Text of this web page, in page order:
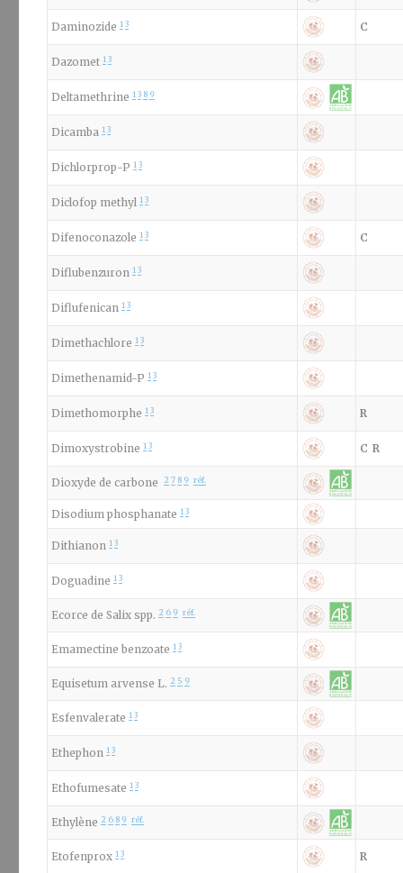
Daminozide 1 3 C
Dazomet 1 3
Deltamethrine 1 3 8 9
Dicamba 1 3
Dichlorprop-P 1 3
Diclofop methyl 1 3
Difenoconazole 1 3 C
Diflubenzuron 1 3
Diflufenican 1 3
Dimethachlore 1 3
Dimethenamid-P 1 3
Dimethomorphe 1 3 R
Dimoxystrobine 1 3 C R
Dioxyde de carbone 2 7 8 9 réf.
Disodium phosphanate 1 3
Dithianon 1 3
Doguadine 1 3
Ecorce de Salix spp. 2 6 9 réf.
Emamectine benzoate 1 3
Equisetum arvense L. 2 5 9
Esfenvalerate 1 3
Ethephon 1 3
Ethofumesate 1 3
Ethylène 2 6 8 9 réf.
Etofenprox 1 3 R